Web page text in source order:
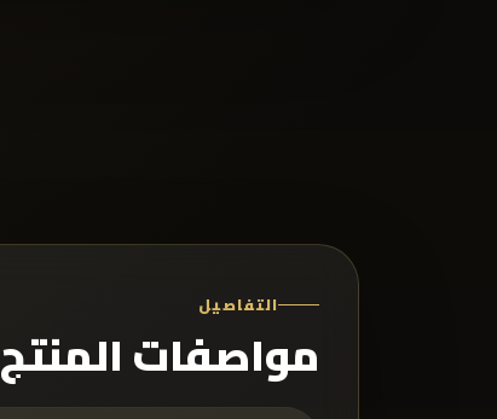
التفاصيل
مواصفات المنتج